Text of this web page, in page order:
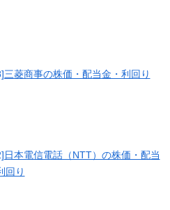
三菱商事の株価・配当金・利回り
日本電信電話（NTT）の株価・配当
回り